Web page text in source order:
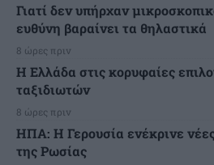
Γιατί δεν υπήρχαν
ευθύνη βαραίνει τα θηλαστικά
8 ώρες πριν
Η Ελλάδα στις κορυφαίες
ταξιδιωτών
8 ώρες πριν
ΗΠΑ: Η Γερουσία ενέκρινε
της Ρωσίας